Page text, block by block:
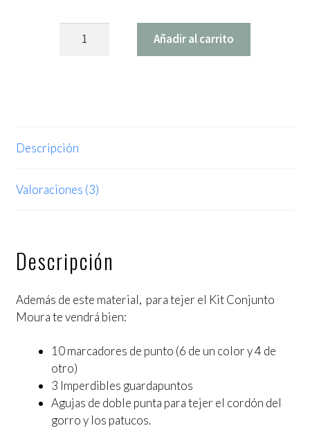
Conjunto
Añadir al carrito
Descripción
Valoraciones (3)
Descripción
Además de este material, para tejer el Kit Conjunto
Moura te vendrá bien:
10 marcadores de punto (6 de un color y 4 de
otro)
3 Imperdibles guardapuntos
Agujas de doble punta para tejer el cordón del
gorro y los patucos.